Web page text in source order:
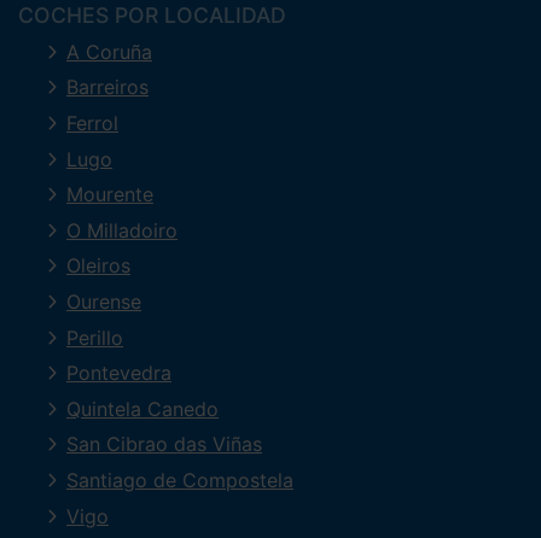
COCHES POR LOCALIDAD
A Coruña
Barreiros
Ferrol
Lugo
Mourente
O Milladoiro
Oleiros
Ourense
Perillo
Pontevedra
Quintela Canedo
San Cibrao das Viñas
Santiago de Compostela
Vigo